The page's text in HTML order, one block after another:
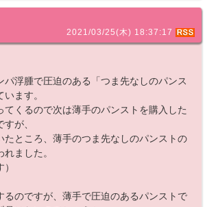
2021/03/25(木) 18:37:17
パ浮腫で圧迫のある「つま先なしのパンス
ます。
てくるので次は薄手のパンストを購入した
が、
たところ、薄手のつま先なしのパンストの
ました。
るのですが、薄手で圧迫のあるパンストで